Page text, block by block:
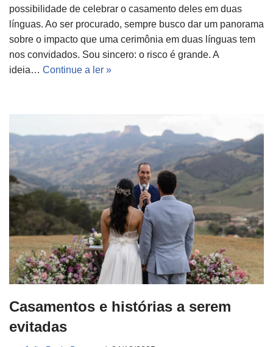
possibilidade de celebrar o casamento deles em duas
línguas. Ao ser procurado, sempre busco dar um panorama
sobre o impacto que uma cerimônia em duas línguas tem
nos convidados. Sou sincero: o risco é grande. A
ideia… Continue a ler »
Casamentos e histórias a serem
evitadas